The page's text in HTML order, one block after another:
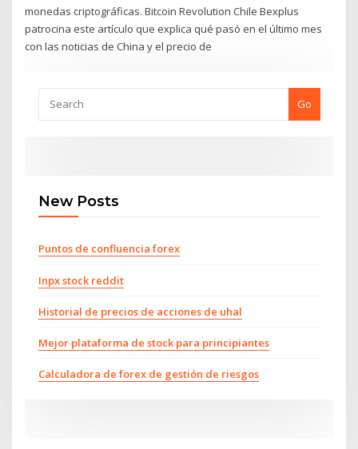
monedas criptográficas. Bitcoin Revolution Chile Bexplus
patrocina este artículo que explica qué pasó en el último mes
con las noticias de China y el precio de
Go
New Posts
Puntos de confluencia forex
Inpx stock reddit
Historial de precios de acciones de uhal
Mejor plataforma de stock para principiantes
Calculadora de forex de gestión de riesgos